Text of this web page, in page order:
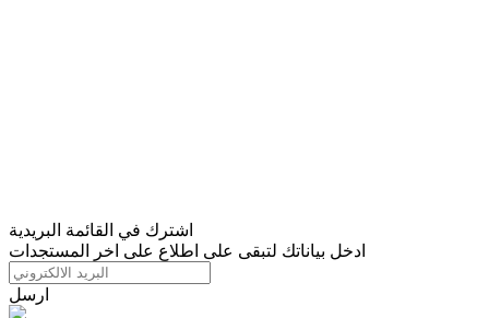
اشترك في القائمة البريدية
ادخل بياناتك لتبقى على اطلاع على اخر المستجدات
ارسل